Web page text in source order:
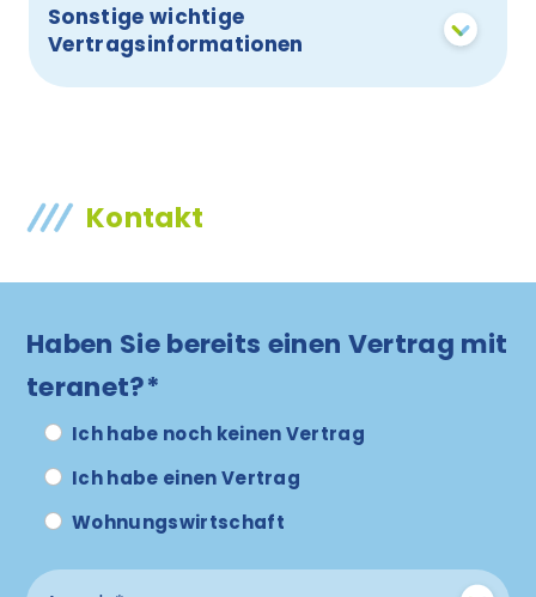
Sonstige wichtige
Vertragsinformationen
Kontakt
Haben Sie bereits einen Vertrag mit
teranet?*
Ich habe noch keinen Vertrag
Ich habe einen Vertrag
Wohnungswirtschaft
Anrede